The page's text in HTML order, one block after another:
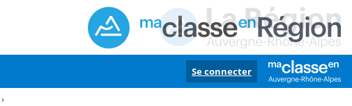
Se connecter
›